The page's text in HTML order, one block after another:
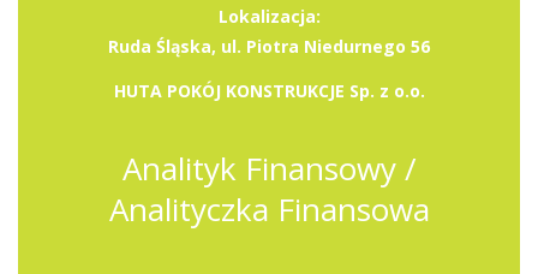
Lokalizacja:
Ruda Śląska, ul. Piotra Niedurnego 56
HUTA POKÓJ KONSTRUKCJE Sp. z o.o.
Analityk Finansowy /
Analityczka Finansowa